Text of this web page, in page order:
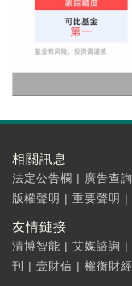
相關訊息
法定公告欄 | 廣告查詢
版權聲明 | 重要聲明 |
友情鏈接
清博智能 | 艾媒諮詢 |
刊
| 壹財信 | 權衡財經